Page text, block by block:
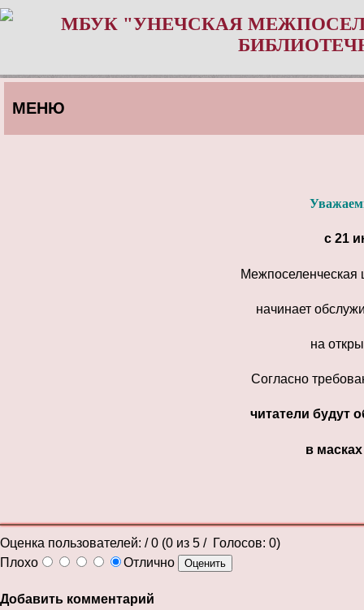
МБУК "УНЕЧСКАЯ
МЕНЮ
с 21
Межпоселенческая
начинает
на
Согласно
читатели будут
в
Оценка пользователей: / 0 (0 из 5 / Голосов: 0)
Плохо
Отлично
Добавить комментарий